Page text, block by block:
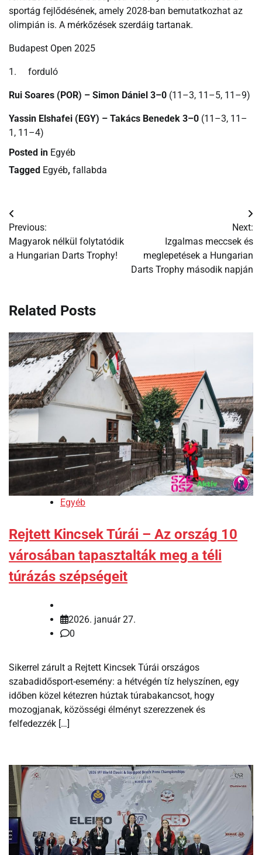
sportág fejlődésének, amely 2028-ban bemutatkozhat az
olimpián is. A mérkőzések szerdáig tartanak.
Budapest Open 2025
1. forduló
Rui Soares (POR) – Simon Dániel 3–0 (11–3, 11–5, 11–9)
Yassin Elshafei (EGY) – Takács Benedek 3–0 (11–3, 11–
1, 11–4)
Posted in Egyéb
Tagged Egyéb, fallabda
Bejegyzés
navigáció
Previous:
Magyarok nélkül folytatódik
a Hungarian Darts Trophy!
Next:
Izgalmas meccsek és
meglepetések a Hungarian
Darts Trophy második napján
Related Posts
Egyéb
Rejtett Kincsek Túrái – Az ország 10
városában tapasztalták meg a téli
túrázás szépségeit
2026. január 27.
0
Sikerrel zárult a Rejtett Kincsek Túrái országos
szabadidősport-esemény: a hétvégén tíz helyszínen, egy
időben közel kétezren húztak túrabakancsot, hogy
mozogjanak, közösségi élményt szerezzenek és
felfedezzék […]